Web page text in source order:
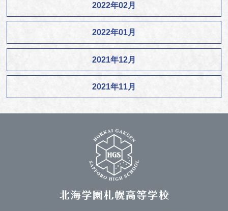
2022年02月
2022年01月
2021年12月
2021年11月